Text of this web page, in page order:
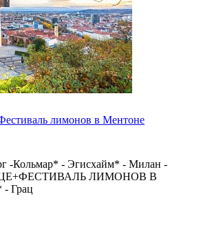
лимонов в Ментоне
-Кольмар* - Эгисхайм* - Милан -
ЛИМОНОВ В
Грац